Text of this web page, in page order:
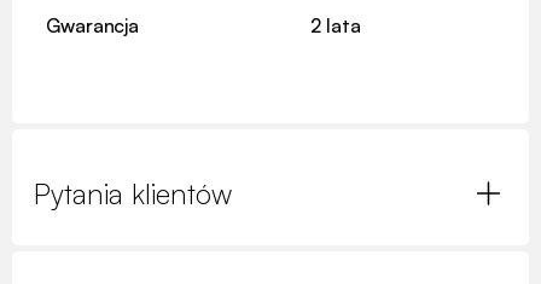
Gwarancja 2 lata
Pytania klientów